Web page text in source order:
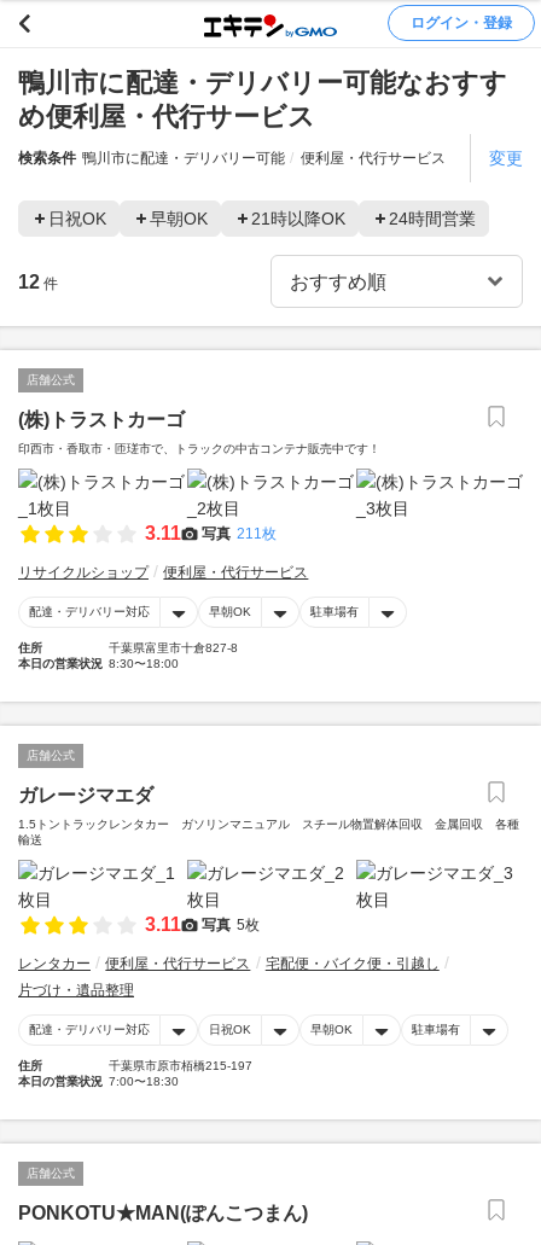
ログイン・登録
鴨川市に配達・デリバリー可能なおすす
め便利屋・代行サービス
検索条件 鴨川市に配達・デリバリー可能 便利屋・代行サービス 変更
日祝OK 早朝OK 21時以降OK 24時間営業
12 件
店舗公式
(株)トラストカーゴ
印西市・香取市・匝瑳市で、トラックの中古コンテナ販売中です！
3.11 写真 211枚
リサイクルショップ 便利屋・代行サービス
配達・デリバリー対応 早朝OK 駐車場有
住所
千葉県富里市十倉827-8
本日の営業状況 8:30〜18:00
店舗公式
ガレージマエダ
1.5トントラックレンタカー ガソリンマニュアル スチール物置解体回収 金属回収 各種
輸送
3.11 写真 5枚
レンタカー 便利屋・代行サービス
宅配便・バイク便・引越し
片づけ・遺品整理
配達・デリバリー対応 日祝OK 早朝OK 駐車場有
住所
千葉県市原市栢橋215-197
本日の営業状況 7:00〜18:30
店舗公式
PONKOTU★MAN(ぽんこつまん)